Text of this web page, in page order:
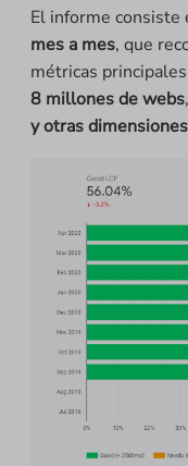
El informe consiste
mes a mes, que
métricas
8 millones de webs
y otras dimensiones